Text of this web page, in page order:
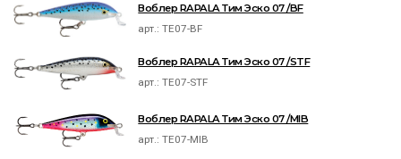
Воблер RAPALA Тим Эско 07 /BF
арт.:TE07-BF
Воблер RAPALA Тим Эско 07 /STF
арт.:TE07-STF
Воблер RAPALA Тим Эско 07 /MIB
арт.:TE07-MIB